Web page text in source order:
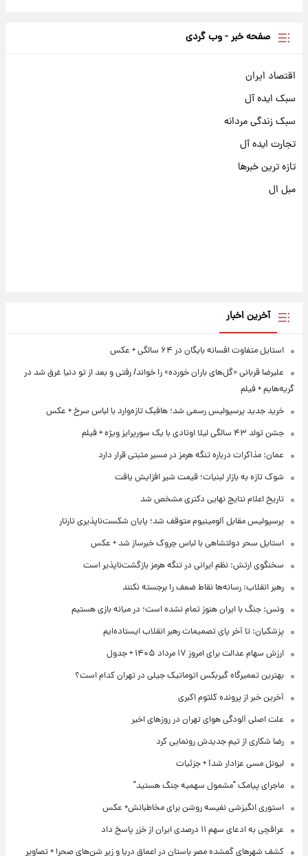
صفحه خبر - وب گردی
اقتصاد ایران
سبک ایده آل
سبک زندگی مردانه
تجارت ایده آل
تازه ترین خبرها
مبل ال
آخرین اخبار
استایل متفاوت افسانه بایگان در ۶۴ سالگی + عکس
علیرضا قربانی «گل‌های باران خورده» را خواند/ رفتی و بعد از تو دنیا غرق شد در
گریه‌هایم + فیلم
خرید جدید پرسپولیس رسمی شد؛ هافبک تازه‌وارد با لباس سرخ + عکس
جشن تولد ۴۳ سالگی لیلا اوتادی با یک سورپرایز ویژه + فیلم
عمان: مذاکرات درباره تنگه هرمز در مسیر مثبتی قرار دارد
شوک تازه به بازار لبنیات؛ قیمت شیر افزایش یافت
تاریخ اعلام نتایج نهایی دکتری مشخص شد
پرسپولیس مقابل آلومینیوم متوقف شد؛ پایان شکست‌ناپذیری تارتار
استایل سحر دولتشاهی با لباس چروک خبرساز شد + عکس
سخنگوی ارتش: نظم ایرانی در تنگه هرمز بازگشت‌ناپذیر است
رهبر انقلاب: رسانه‌ها نقاط ضعف را برجسته نکنند
ونس: جنگ با ایران هنوز تمام نشده است؛ در میانه بازی هستیم
پزشکیان: تا آخر پای تصمیمات رهبر انقلاب ایستاده‌ایم
ارزش سهام عدالت برای امروز ۱۷ مرداد ۱۴۰۵ + جدول
بهترین تعمیرگاه گیربکس اتوماتیک جیلی در تهران کدام است؟
آخرین خبر از پرونده کلثوم اکبری
علت اصلی آلودگی هوای تهران در روزهای اخیر
رضا شکاری از تیم جدیدش رونمایی کرد
لیونل مسی عزادار شد! + جزئیات
ماجرای پیامک "مشمول سهمیه جنگ هستید"
استوری انگیزشی نفیسه روشن برای مخاطبانش+ عکس
عراقچی به ادعای سهم ۱۱ درصدی ایران از خزر پاسخ داد
کشف شهرهای گمشده مصر باستان در اعماق دریا و زیر شن‌های صحرا + تصاویر